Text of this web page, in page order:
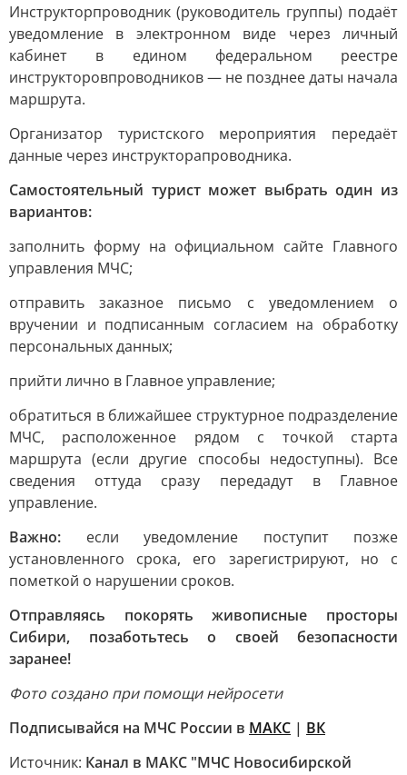
Инструкторпроводник (руководитель группы) подаёт
уведомление в электронном виде через личный
кабинет в едином федеральном реестре
инструкторовпроводников — не позднее даты начала
маршрута.
Организатор туристского мероприятия передаёт
данные через инструкторапроводника.
Самостоятельный турист может выбрать один из
вариантов:
заполнить форму на официальном сайте Главного
управления МЧС;
отправить заказное письмо с уведомлением о
вручении и подписанным согласием на обработку
персональных данных;
прийти лично в Главное управление;
обратиться в ближайшее структурное подразделение
МЧС, расположенное рядом с точкой старта
маршрута (если другие способы недоступны). Все
сведения оттуда сразу передадут в Главное
управление.
Важно: если уведомление поступит позже
установленного срока, его зарегистрируют, но с
пометкой о нарушении сроков.
Отправляясь покорять живописные просторы
Сибири, позаботьтесь о своей безопасности
заранее!
Фото создано при помощи нейросети
Подписывайся на МЧС России в МАКС | ВК
Источник: Канал в МАКС "МЧС Новосибирской